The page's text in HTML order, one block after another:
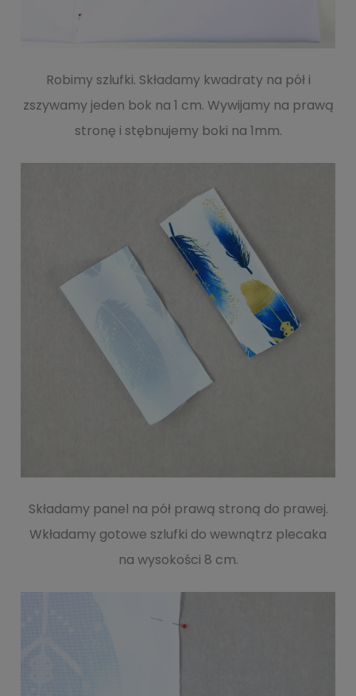
Robimy szlufki. Składamy kwadraty na pół i
zszywamy jeden bok na 1 cm. Wywijamy na prawą
stronę i stębnujemy boki na 1mm.
Składamy panel na pół prawą stroną do prawej.
Wkładamy gotowe szlufki do wewnątrz plecaka
na wysokości 8 cm.